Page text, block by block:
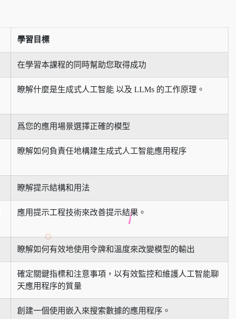
學習目標
在學習本課程的同時幫助您取得成功
瞭解什麼是生成式人工智能 以及 LLMs 的工作原理。
爲您的應用場景選擇正確的模型
瞭解如何負責任地構建生成式人工智能應用程序
瞭解提示結構和用法
應用提示工程技術來改善提示結果。
瞭解如何有效地使用令牌和溫度來改變模型的輸出
確定關鍵指標和注意事項，以有效監控和維護人工智能聊
天應用程序的質量
創建一個使用嵌入來搜索數據的應用程序。